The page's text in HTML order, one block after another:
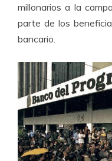
millonarios a la
parte de los
bancario.